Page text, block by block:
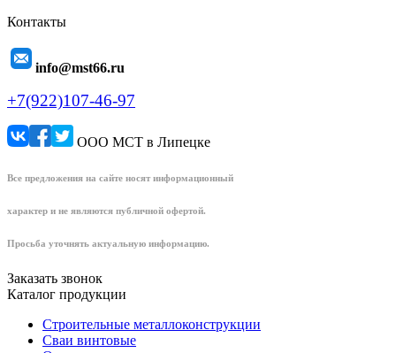
Контакты
info@mst66.ru
+7(922)107-46-97
ООО МСТ в Липецке
Все предложения на сайте носят информационный
характер и не являются публичной офертой.
Просьба уточнять актуальную информацию.
Заказать звонок
Каталог продукции
Строительные металлоконструкции
Сваи винтовые